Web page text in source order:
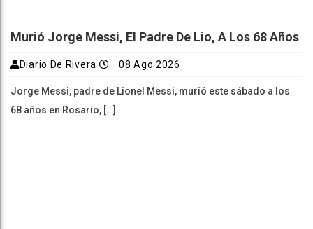
Murió Jorge Messi, El Padre De Lio, A Los 68 Años
Diario De Rivera 08 Ago 2026
Jorge Messi, padre de Lionel Messi, murió este sábado a los
68 años en Rosario, […]